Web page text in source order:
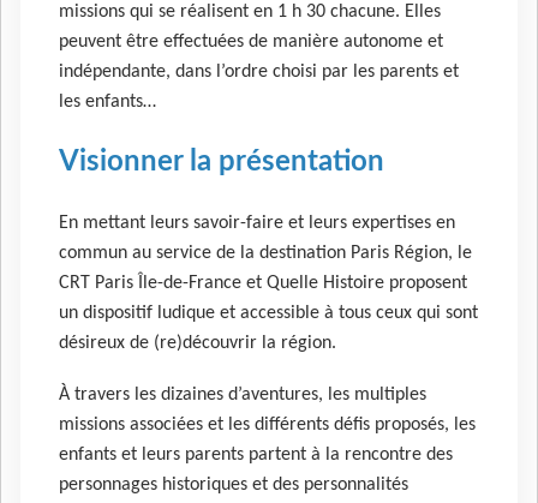
missions qui se réalisent en 1 h 30 chacune. Elles
peuvent être effectuées de manière autonome et
indépendante, dans l’ordre choisi par les parents et
les enfants…
Visionner la présentation
En mettant leurs savoir-faire et leurs expertises en
commun au service de la destination Paris Région, le
CRT Paris Île-de-France et Quelle Histoire proposent
un dispositif ludique et accessible à tous ceux qui sont
désireux de (re)découvrir la région.
À travers les dizaines d’aventures, les multiples
missions associées et les différents défis proposés, les
enfants et leurs parents partent à la rencontre des
personnages historiques et des personnalités